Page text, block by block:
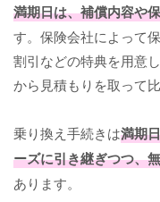
満期日は、補償内容や
す。保険会社によって
割引などの特典を用意
から見積もりを取って
乗り換え手続きは満期
ーズに引き継ぎつつ、
あります。